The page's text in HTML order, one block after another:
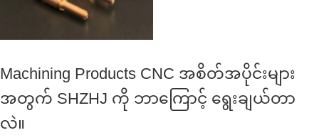
Machining Products CNC အစိတ်အပိုင်းများ
အတွက် SHZHJ ကို ဘာကြောင့် ရွေးချယ်တာ
လဲ။